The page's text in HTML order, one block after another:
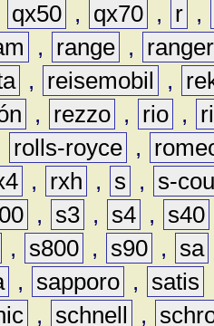
qx50 , qx70 , r ,
, range ,
ranger
, reisemobil ,
, rezzo , rio ,
rolls-royce ,
, rxh , s ,
s-
, s3 , s4 , s40
, s800 , s90 , sa
, sapporo , satis
, schnell ,